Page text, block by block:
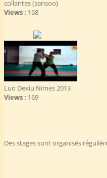
collantes (sansoo)
Views : 168
Luo Dexiu Nimes 2013
Views : 169
Des stages sont organisés